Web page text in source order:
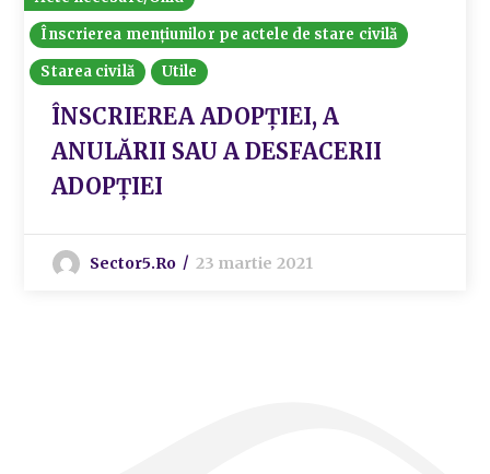
Înscrierea mențiunilor pe actele de stare civilă
Starea civilă
Utile
ÎNSCRIEREA ADOPŢIEI, A
ANULĂRII SAU A DESFACERII
ADOPŢIEI
Sector5.ro 23 martie 2021